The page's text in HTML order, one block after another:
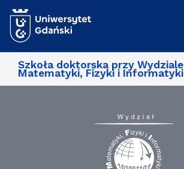
Szkoła doktorska przy Wydziale
Matematyki, Fizyki i Informatyki